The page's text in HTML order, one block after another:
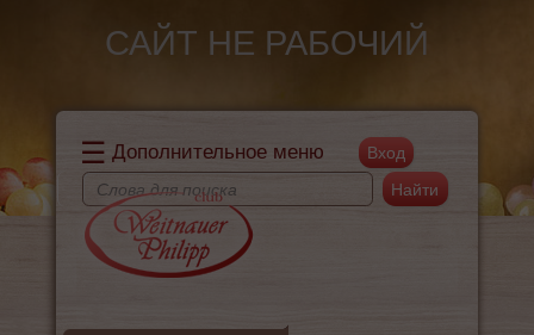
САЙТ НЕ РАБОЧИЙ
☰ Дополнительное меню
Форма поиска
Поиск